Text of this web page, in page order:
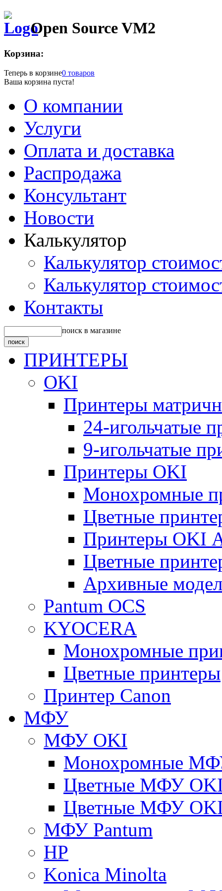
Open Source VM2
Корзина:
Теперь в корзине0 товаров
Ваша корзина пуста!
О компании
Услуги
Оплата и доставка
Распродажа
Консультант
Новости
Калькулятор
Калькулятор
Калькулятор
Контакты
поиск в магазине
ПРИНТЕРЫ
OKI
Принтеры
24-игольчатые
9-игольчатые
Принтеры OKI
Монохромные
Цветные
Принтеры OKI
Цветные
Архивные
Pantum OCS
KYOCERA
Монохромные
Цветные принтеры
Принтер Canon
МФУ
МФУ OKI
Монохромные
Цветные МФУ
Цветные МФУ
МФУ Pantum
HP
Konica Minolta